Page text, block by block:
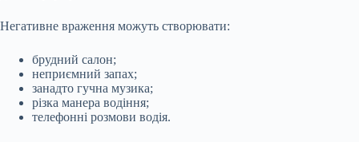
Негативне враження можуть створювати:
брудний салон;
неприємний запах;
занадто гучна музика;
різка манера водіння;
телефонні розмови водія.